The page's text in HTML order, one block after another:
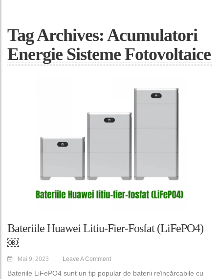
Tag Archives: Acumulatori
Energie Sisteme Fotovoltaice
Bateriile Huawei Litiu-Fier-Fosfat (LiFePO4)
￼
Mai 9, 2023 Leave A Comment
Bateriile LiFePO4 sunt un tip popular de baterii reîncărcabile cu